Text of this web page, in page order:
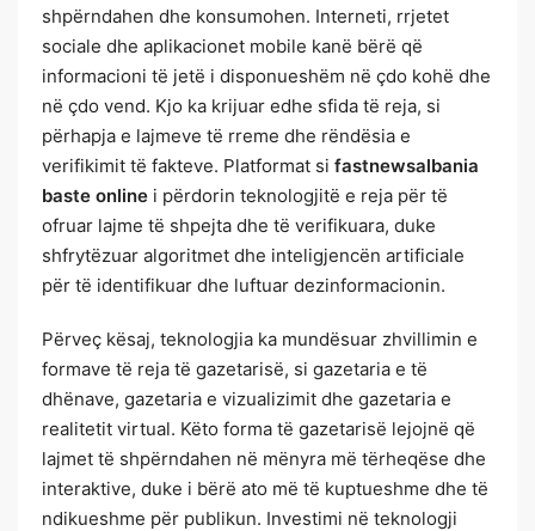
shpërndahen dhe konsumohen. Interneti, rrjetet
sociale dhe aplikacionet mobile kanë bërë që
informacioni të jetë i disponueshëm në çdo kohë dhe
në çdo vend. Kjo ka krijuar edhe sfida të reja, si
përhapja e lajmeve të rreme dhe rëndësia e
verifikimit të fakteve. Platformat si fastnewsalbania
baste online i përdorin teknologjitë e reja për të
ofruar lajme të shpejta dhe të verifikuara, duke
shfrytëzuar algoritmet dhe inteligjencën artificiale
për të identifikuar dhe luftuar dezinformacionin.
Përveç kësaj, teknologjia ka mundësuar zhvillimin e
formave të reja të gazetarisë, si gazetaria e të
dhënave, gazetaria e vizualizimit dhe gazetaria e
realitetit virtual. Këto forma të gazetarisë lejojnë që
lajmet të shpërndahen në mënyra më tërheqëse dhe
interaktive, duke i bërë ato më të kuptueshme dhe të
ndikueshme për publikun. Investimi në teknologji